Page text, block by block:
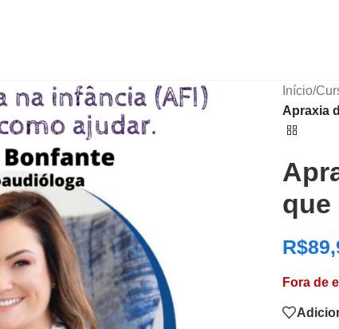
Início/
Apraxia
que
R$
Fora de